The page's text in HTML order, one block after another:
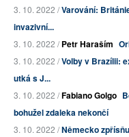
3. 10. 2022 /Varování:
invazivní...
3. 10. 2022 /Petr Haraším
3. 10. 2022 /Volby v Brazílii:
utká s J...
3. 10. 2022 /Fabiano Golgo
bohužel zdaleka nekončí
3. 10. 2022 /Německo